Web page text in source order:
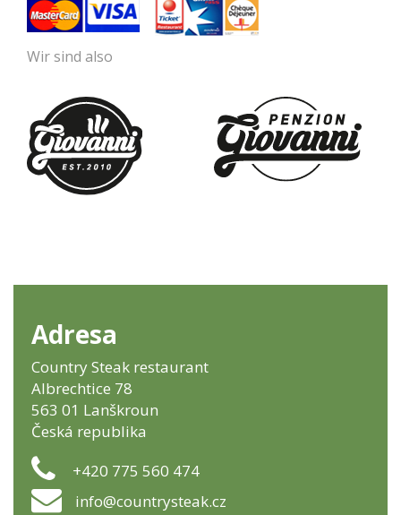
Wir sind also
Adresa
Country Steak restaurant
Albrechtice 78
563 01 Lanškroun
Česká republika
+420 775 560 474
info@countrysteak.cz